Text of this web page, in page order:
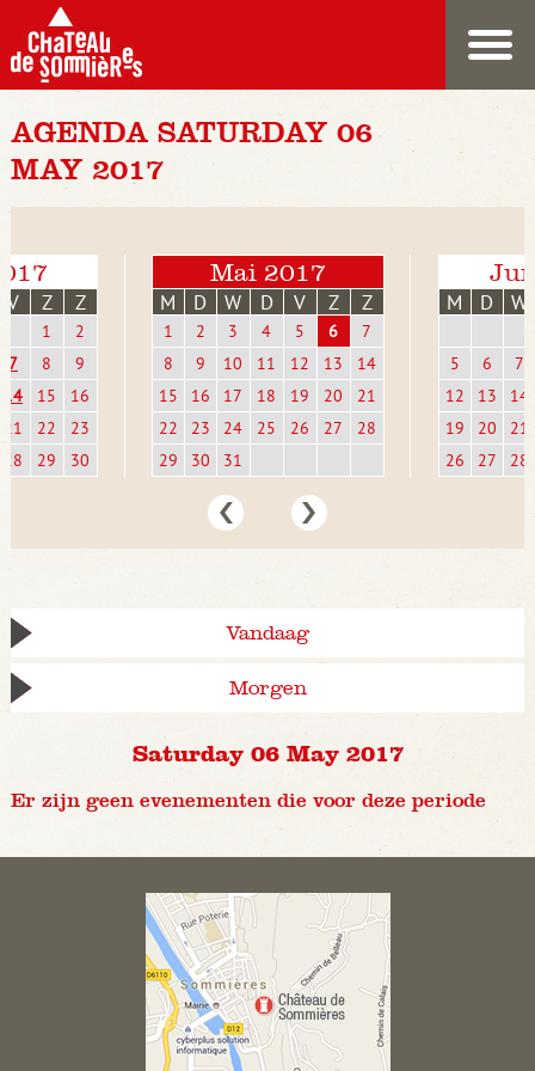
AGENDA SATURDAY 06
MAY 2017
V Z Z
1
2
7
8
9
14
15
16
21
22
23
28
29 30
Mai 2017
M D W D V Z Z
1 2 3 4 5 6
7
8
9 10 11 12 13
14
15
16 17 18 19 20
21
22
23 24 25 26 27
28
29
30 31
M D W
5 6
7
12
13
14
19
20
21
26
27 28
Vandaag
Morgen
Saturday 06 May 2017
Er zijn geen evenementen die voor deze periode